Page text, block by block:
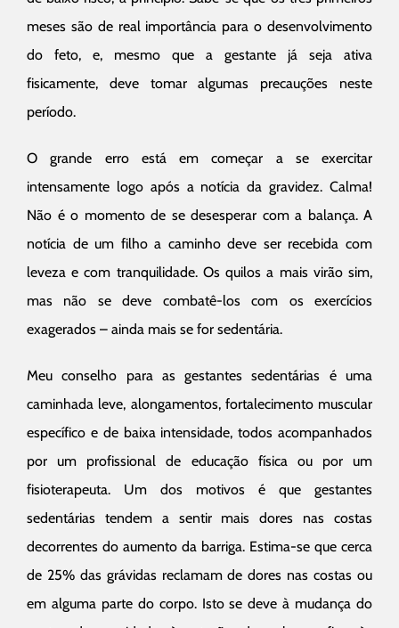
meses são de real importância para o desenvolvimento
do feto, e, mesmo que a gestante já seja ativa
fisicamente, deve tomar algumas precauções neste
período.
O grande erro está em começar a se exercitar
intensamente logo após a notícia da gravidez. Calma!
Não é o momento de se desesperar com a balança. A
notícia de um filho a caminho deve ser recebida com
leveza e com tranquilidade. Os quilos a mais virão sim,
mas não se deve combatê-los com os exercícios
exagerados – ainda mais se for sedentária.
Meu conselho para as gestantes sedentárias é uma
caminhada leve, alongamentos, fortalecimento muscular
específico e de baixa intensidade, todos acompanhados
por um profissional de educação física ou por um
fisioterapeuta. Um dos motivos é que gestantes
sedentárias tendem a sentir mais dores nas costas
decorrentes do aumento da barriga. Estima-se que cerca
de 25% das grávidas reclamam de dores nas costas ou
em alguma parte do corpo. Isto se deve à mudança do